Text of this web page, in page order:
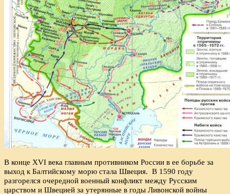
В конце XVI века главным противником России в ее борьбе за
выход к Балтийскому морю стала Швеция. В 1590 году
разгорелся очередной военный конфликт между Русским
царством и Швецией за утерянные в годы Ливонской войны